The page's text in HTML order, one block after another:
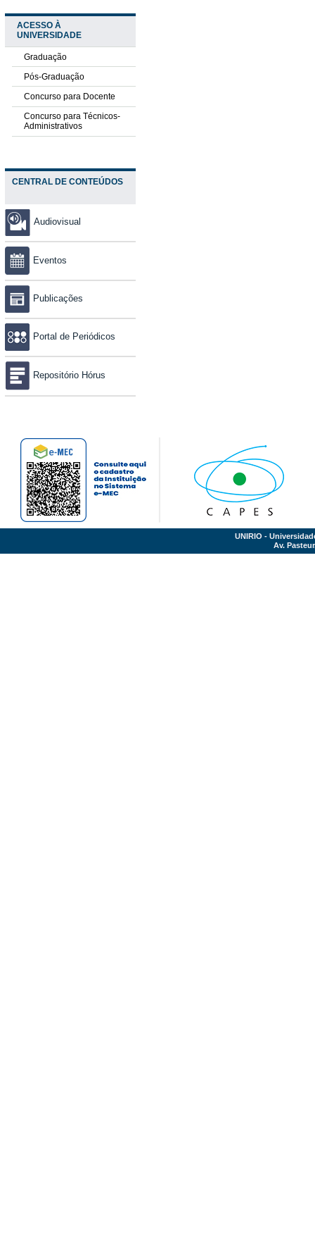
ACESSO À
UNIVERSIDADE
Graduação
Pós-Graduação
Concurso para Docente
Concurso para Técnicos-
Administrativos
CENTRAL DE CONTEÚDOS
Audiovisual
Eventos
Publicações
Portal de Periódicos
Repositório Hórus
UNIRIO -
Av.